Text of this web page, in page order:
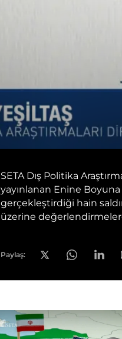
SETA Dış Politika
yayınlanan Enine
gerçekleştirdiği hain
üzerine
Paylaş: